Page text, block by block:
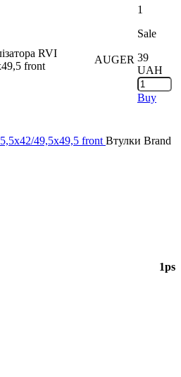
RVI
front
AUGER
1
Sale
39
UAH
Buy
49,5x49,5 front Втулки Brand
1ps